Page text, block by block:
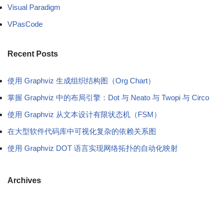
Visual Paradigm
VPasCode
Recent Posts
使用 Graphviz 生成组织结构图（Org Chart）
掌握 Graphviz 中的布局引擎：Dot 与 Neato 与 Twopi 与 Circo
使用 Graphviz 从文本设计有限状态机（FSM）
在大型软件代码库中可视化复杂的依赖关系图
使用 Graphviz DOT 语言实现网络拓扑的自动化映射
Archives